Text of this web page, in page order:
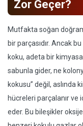
Zor Geçer?
Mutfakta soğan
bir parçasıdır. Ancak
koku, adeta bir
sabunla gider, ne
kokusu” değil, aslında
hücreleri parçalanır
eder. Bu bileşikler